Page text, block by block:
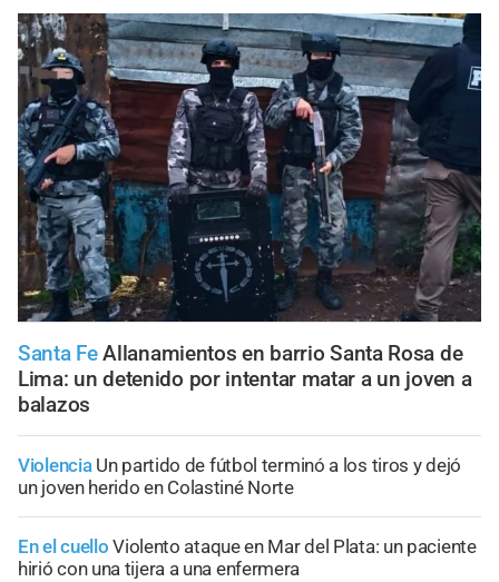
Santa Fe Allanamientos en barrio Santa Rosa de
Lima: un detenido por intentar matar a un joven a
balazos
Violencia Un partido de fútbol terminó a los tiros y dejó
un joven herido en Colastiné Norte
En el cuello Violento ataque en Mar del Plata: un paciente
hirió con una tijera a una enfermera